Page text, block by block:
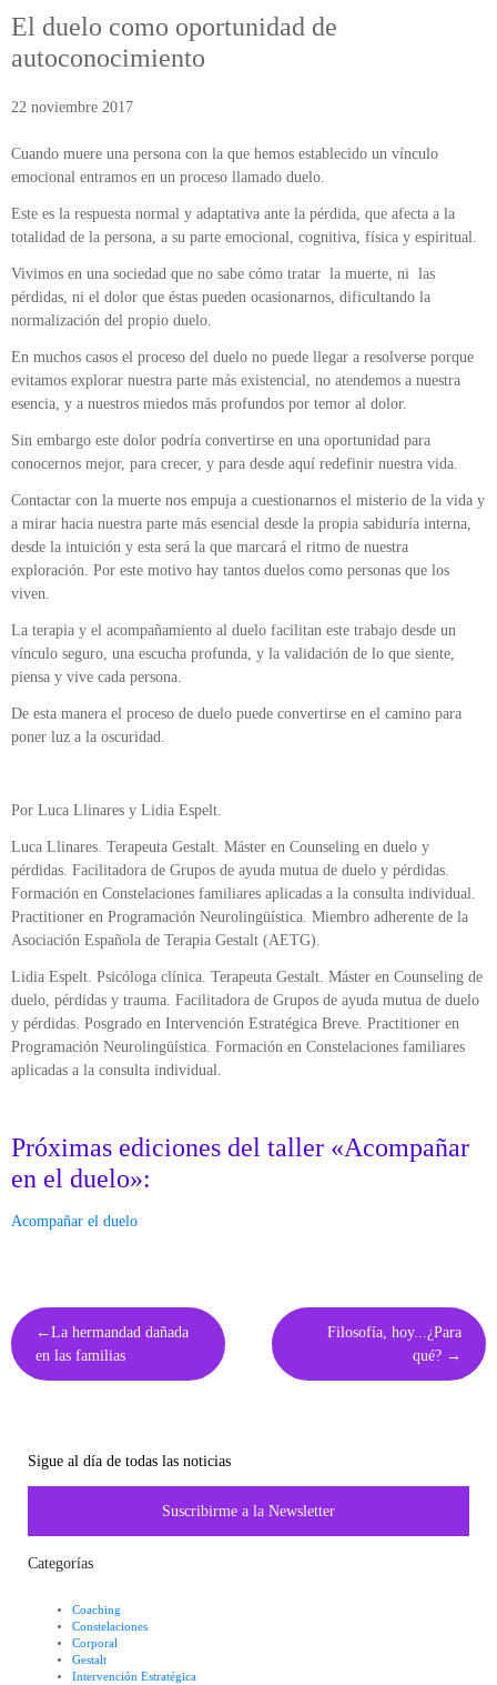
ÁREA DE CORPORAL
ÁREA DE INTERVENCIÓN ESTRATÉGICA
ÁREA ONLINE
El duelo como oportunidad de
autoconocimiento
22 noviembre 2017
Cuando muere una persona con la que hemos establecido un vínculo
emocional entramos en un proceso llamado duelo.
Este es la respuesta normal y adaptativa ante la pérdida, que afecta a la
totalidad de la persona, a su parte emocional, cognitiva, física y espiritual.
Vivimos en una sociedad que no sabe cómo tratar la muerte, ni las
pérdidas, ni el dolor que éstas pueden ocasionarnos, dificultando la
normalización del propio duelo.
En muchos casos el proceso del duelo no puede llegar a resolverse porque
evitamos explorar nuestra parte más existencial, no atendemos a nuestra
esencia, y a nuestros miedos más profundos por temor al dolor.
Sin embargo este dolor podría convertirse en una oportunidad para
conocernos mejor, para crecer, y para desde aquí redefinir nuestra vida.
Contactar con la muerte nos empuja a cuestionarnos el misterio de la vida y
a mirar hacia nuestra parte más esencial desde la propia sabiduría interna,
desde la intuición y esta será la que marcará el ritmo de nuestra
exploración. Por este motivo hay tantos duelos como personas que los
viven.
La terapia y el acompañamiento al duelo facilitan este trabajo desde un
vínculo seguro, una escucha profunda, y la validación de lo que siente,
piensa y vive cada persona.
De esta manera el proceso de duelo puede convertirse en el camino para
poner luz a la oscuridad.
Por Luca Llinares y Lidia Espelt.
Luca Llinares. Terapeuta Gestalt. Máster en Counseling en duelo y
pérdidas. Facilitadora de Grupos de ayuda mutua de duelo y pérdidas.
Formación en Constelaciones familiares aplicadas a la consulta individual.
Practitioner en Programación Neurolingüística. Miembro adherente de la
Asociación Española de Terapia Gestalt (AETG).
Lidia Espelt. Psicóloga clínica. Terapeuta Gestalt. Máster en Counseling de
duelo, pérdidas y trauma. Facilitadora de Grupos de ayuda mutua de duelo
y pérdidas. Posgrado en Intervención Estratégica Breve. Practitioner en
Programación Neurolingüística. Formación en Constelaciones familiares
aplicadas a la consulta individual.
Próximas ediciones del taller «Acompañar
en el duelo»:
Acompañar el duelo
Navegación
de
entradas
La hermandad dañada
en las familias
Filosofía, hoy...¿Para
qué?
Sigue al día de todas las noticias
Suscribirme a la Newsletter
Categorías
Coaching
Constelaciones
Corporal
Gestalt
Intervención Estratégica